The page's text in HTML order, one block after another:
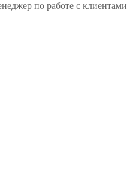
по работе с клиентами